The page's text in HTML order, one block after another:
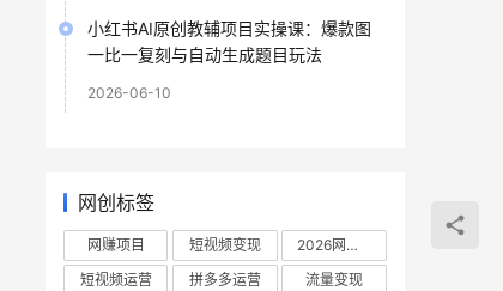
小红书AI原创教辅项目实操课：爆款图
一比一复刻与自动生成题目玩法
2026-06-10
网创标签
网赚项目 短视频变现
2026网赚项目
短视频运营
拼多多运营
流量变现